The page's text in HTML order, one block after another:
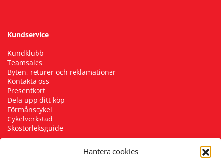
Hantera cookies
Kundservice
Kundklubb
Teamsales
Byten, returer och reklamationer
Kontakta oss
Presentkort
Dela upp ditt köp
Förmånscykel
Cykelverkstad
Skostorleksguide